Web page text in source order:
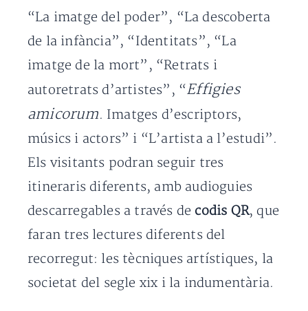
“La imatge del poder”, “La descoberta
de la infància”, “Identitats”, “La
imatge de la mort”, “Retrats i
autoretrats d’artistes”, “Effigies
amicorum. Imatges d’escriptors,
músics i actors” i “L’artista a l’estudi”.
Els visitants podran seguir tres
itineraris diferents, amb audioguies
descarregables a través de codis QR, que
faran tres lectures diferents del
recorregut: les tècniques artístiques, la
societat del segle xix i la indumentària.